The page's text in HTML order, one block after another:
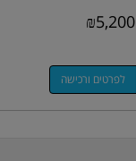
₪5,200
לפרטים ורכישה